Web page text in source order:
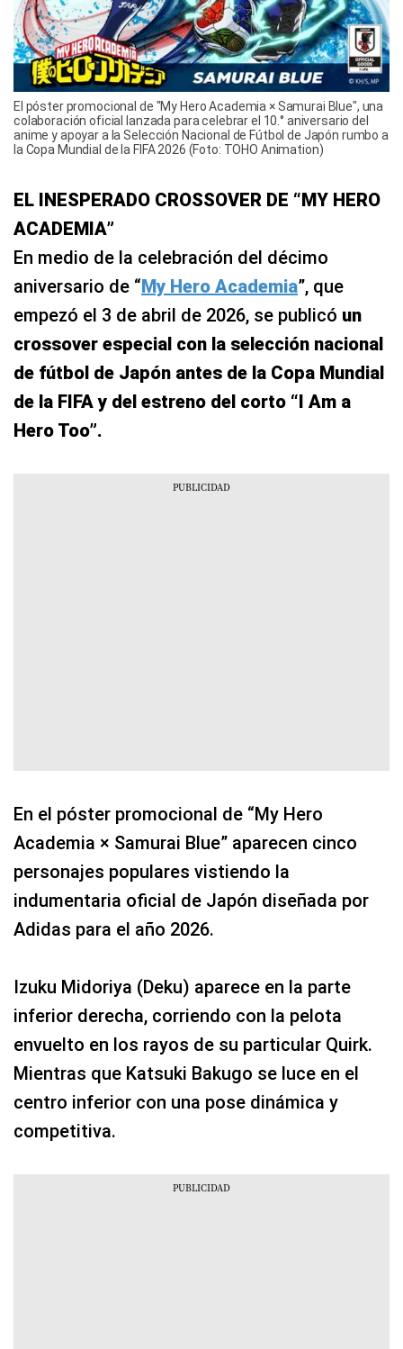
El póster promocional de "My Hero Academia × Samurai Blue", una
colaboración oficial lanzada para celebrar el 10.° aniversario del
anime y apoyar a la Selección Nacional de Fútbol de Japón rumbo a
la Copa Mundial de la FIFA 2026 (Foto: TOHO Animation)
EL INESPERADO CROSSOVER DE “MY HERO
ACADEMIA”
En medio de la celebración del décimo
aniversario de “My Hero Academia”, que
empezó el 3 de abril de 2026, se publicó un
crossover especial con la selección nacional
de fútbol de Japón antes de la Copa Mundial
de la FIFA y del estreno del corto “I Am a
Hero Too”.
En el póster promocional de “My Hero
Academia × Samurai Blue” aparecen cinco
personajes populares vistiendo la
indumentaria oficial de Japón diseñada por
Adidas para el año 2026.
Izuku Midoriya (Deku) aparece en la parte
inferior derecha, corriendo con la pelota
envuelto en los rayos de su particular Quirk.
Mientras que Katsuki Bakugo se luce en el
centro inferior con una pose dinámica y
competitiva.